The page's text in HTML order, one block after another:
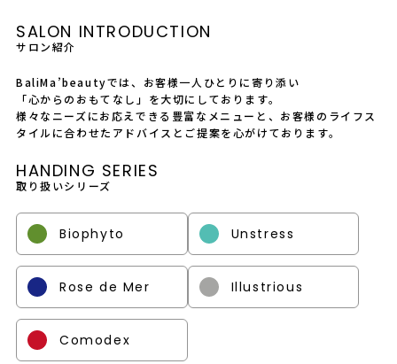
プライバシーポリシー
SALON INTRODUCTION
サロン紹介
BaliMa’beautyでは、お客様一人ひとりに寄り添い
「心からのおもてなし」を大切にしております。
様々なニーズにお応えできる豊富なメニューと、お客様のライフス
タイルに合わせたアドバイスとご提案を心がけております。
HANDING SERIES
取り扱いシリーズ
Biophyto Unstress
Rose de Mer Illustrious
Comodex